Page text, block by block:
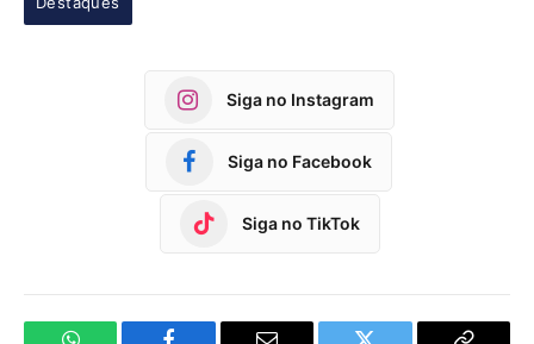
Siga no Instagram
Siga no Facebook
Siga no TikTok